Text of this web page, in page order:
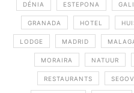
DÉNIA ESTEPONA
GRANADA HOTEL
LODGE MADRID
MORAIRA NATUUR
RESTAURANTS